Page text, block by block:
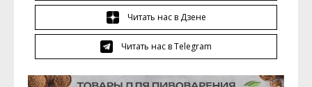
Читать нас в Дзене
Читать нас в Telegram